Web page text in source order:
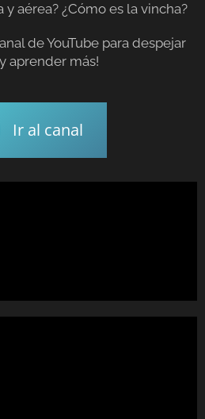
aérea? ¿Cómo es la vincha?
de YouTube para despejar
aprender más!
Ir al canal